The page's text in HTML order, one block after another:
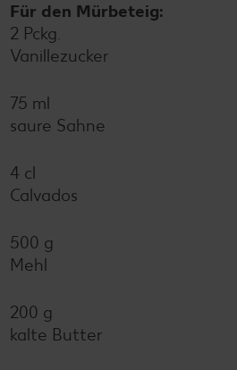
Für den Mürbeteig:
2 Pckg.
Vanillezucker
75 ml
saure Sahne
4 cl
Calvados
500 g
Mehl
200 g
kalte Butter